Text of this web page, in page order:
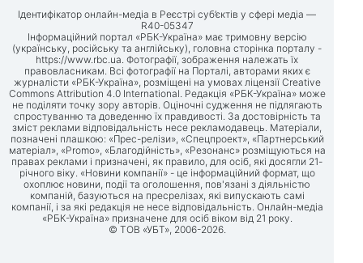
Ідентифікатор онлайн-медіа в Реєстрі суб’єктів у сфері медіа —
R40-05347
Інформаційний портал «РБК-Україна» має тримовну версію
(українську, російську та англійську), головна сторінка порталу -
https://www.rbc.ua. Фотографії, зображення належать їх
правовласникам. Всі фотографії на Порталі, авторами яких є
журналісти «РБК-Україна», розміщені на умовах ліцензії Creative
Commons Attribution 4.0 International. Редакція «РБК-Україна» може
не поділяти точку зору авторів. Оціночні судження не підлягають
спростуванню та доведенню їх правдивості. За достовірність та
зміст реклами відповідальність несе рекламодавець. Матеріали,
позначені плашкою: «Прес-релізи», «Спецпроект», «Партнерський
матеріал», «Promo», «Благодійність», «Резонанс» розміщуються на
правах реклами і призначені, як правило, для осіб, які досягли 21-
річного віку. «Новини компанії» - це інформаційний формат, що
охоплює новини, події та оголошення, пов'язані з діяльністю
компаній, базуються на пресрелізах, які випускають самі
компанії, і за які редакція не несе відповідальність. Онлайн-медіа
«РБК-Україна» призначене для осіб віком від 21 року.
© ТОВ «УБТ», 2006-2026.